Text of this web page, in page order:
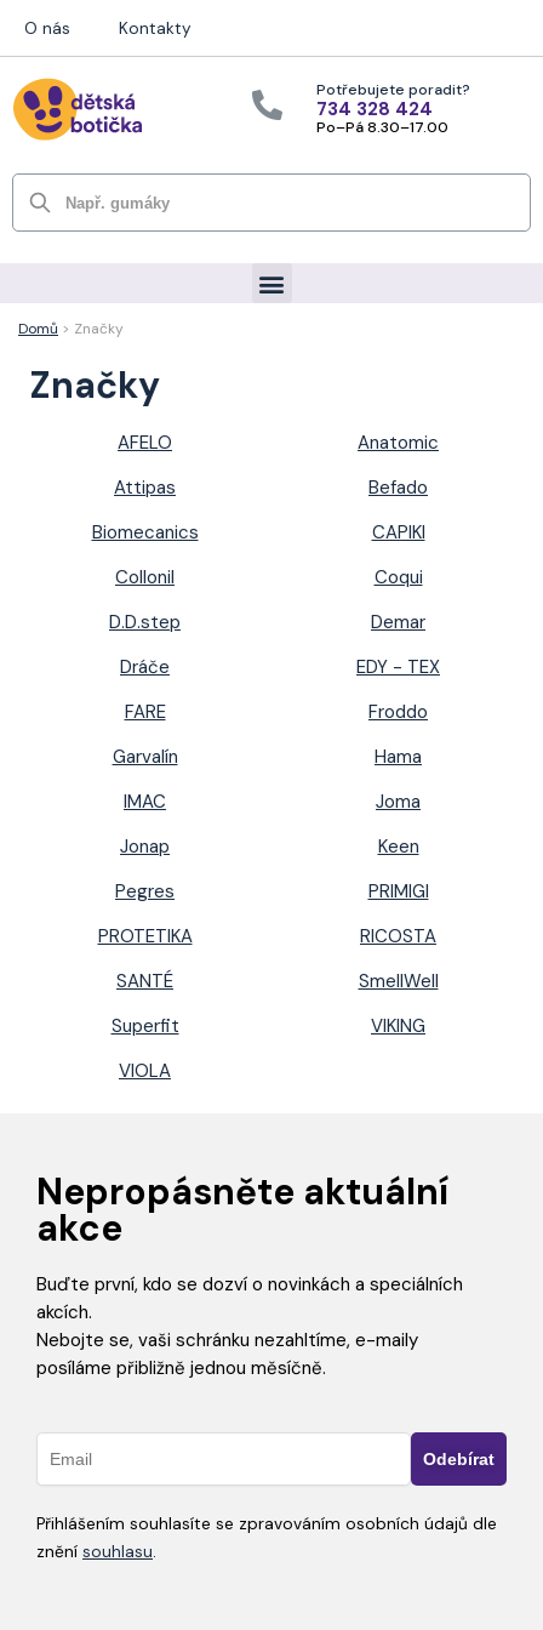
O nás Kontakty
Potřebujete poradit?
734 328 424
Po–Pá 8.30–17.00
Hledat
Domů > Značky
Značky
AFELO
Anatomic
Attipas
Befado
Biomecanics
CAPIKI
Collonil
Coqui
D.D.step
Demar
Dráče
EDY - TEX
FARE
Froddo
Garvalín
Hama
IMAC
Joma
Jonap
Keen
Pegres
PRIMIGI
PROTETIKA
RICOSTA
SANTÉ
SmellWell
Superfit
VIKING
VIOLA
Nepropásněte aktuální
akce
Buďte první, kdo se dozví o novinkách a speciálních
akcích.
Nebojte se, vaši schránku nezahltíme, e-maily
posíláme přibližně jednou měsíčně.
Přihlášením souhlasíte se zpravováním osobních údajů dle
znění souhlasu.